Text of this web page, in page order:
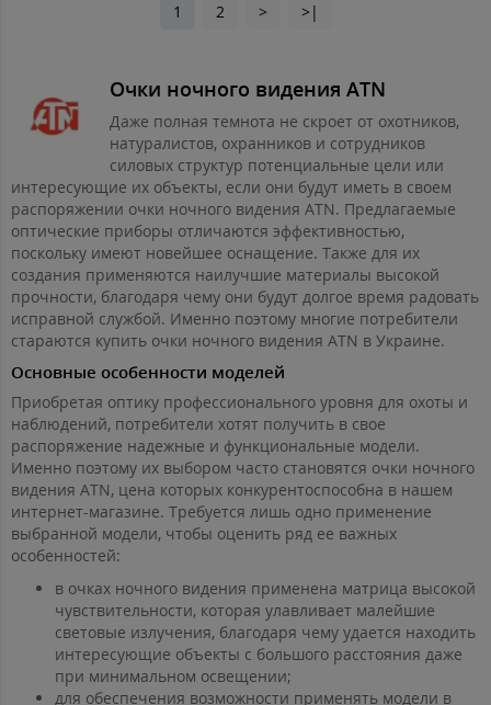
1 2 > >|
Очки ночного видения ATN
Даже полная темнота не скроет от охотников,
натуралистов, охранников и сотрудников
силовых структур потенциальные цели или
интересующие их объекты, если они будут иметь в своем
распоряжении очки ночного видения ATN. Предлагаемые
оптические приборы отличаются эффективностью,
поскольку имеют новейшее оснащение. Также для их
создания применяются наилучшие материалы высокой
прочности, благодаря чему они будут долгое время радовать
исправной службой. Именно поэтому многие потребители
стараются купить очки ночного видения ATN в Украине.
Основные особенности моделей
Приобретая оптику профессионального уровня для охоты и
наблюдений, потребители хотят получить в свое
распоряжение надежные и функциональные модели.
Именно поэтому их выбором часто становятся очки ночного
видения ATN, цена которых конкурентоспособна в нашем
интернет-магазине. Требуется лишь одно применение
выбранной модели, чтобы оценить ряд ее важных
особенностей:
в очках ночного видения применена матрица высокой
чувствительности, которая улавливает малейшие
световые излучения, благодаря чему удается находить
интересующие объекты с большого расстояния даже
при минимальном освещении;
для обеспечения возможности применять модели в